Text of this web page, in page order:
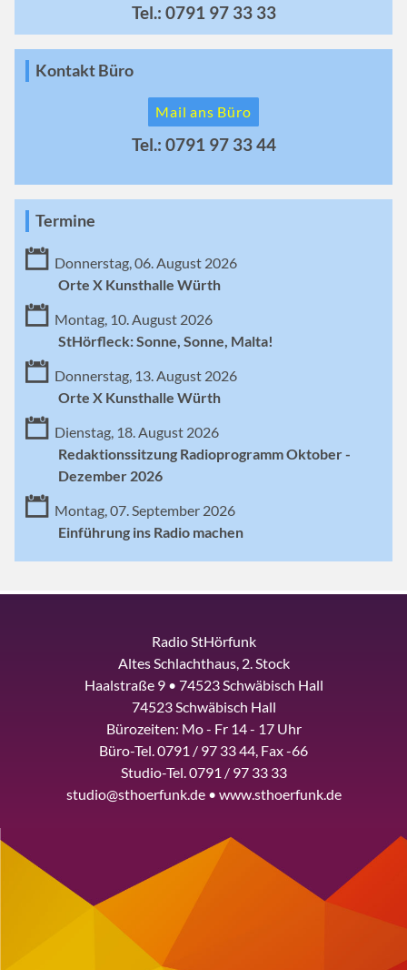
Tel.: 0791 97 33 33
Kontakt Büro
Mail ans Büro
Tel.: 0791 97 33 44
Termine
Donnerstag, 06. August 2026
Orte X Kunsthalle Würth
Montag, 10. August 2026
StHörfleck: Sonne, Sonne, Malta!
Donnerstag, 13. August 2026
Orte X Kunsthalle Würth
Dienstag, 18. August 2026
Redaktionssitzung Radioprogramm Oktober -
Dezember 2026
Montag, 07. September 2026
Einführung ins Radio machen
Radio StHörfunk
Altes Schlachthaus, 2. Stock
Haalstraße 9 • 74523 Schwäbisch Hall
74523 Schwäbisch Hall
Bürozeiten: Mo - Fr 14 - 17 Uhr
Büro-Tel. 0791 / 97 33 44, Fax -66
Studio-Tel. 0791 / 97 33 33
studio@sthoerfunk.de • www.sthoerfunk.de